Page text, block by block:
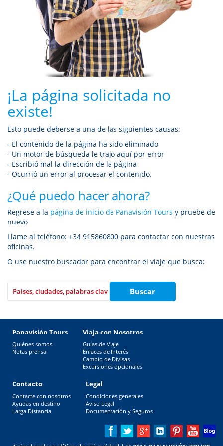
¡La página solicitada no
existe!
Esto puede deberse a una de las siguientes causas:
- El contenido de la página ha sido eliminado
- Un motor de búsqueda le trajo aquí por error
- Escribió mal la dirección de la página
- Ocurrió un error al procesar el contenido.
¿Qué puedo hacer ahora?
Regrese a la página de inicio de Panavisión Tours y pruebe de
nuevo
Llame al teléfono: +34 915860800 para contactar con nuestras
oficinas.
O use nuestro buscador para encontrar el viaje que busca:
Panavisión Tours
Quiénes somos
Notas prensa
Viaja con Nosotros
Guías de Viaje
Enlaces de Interés
Cambio de Divisas
Excursiones opcionales
Contacto
Contacte con nosotros
Ayudas en destino
Larga Distancia
Legal
Condiciones generales
Aviso Legal
Documentación y Seguros